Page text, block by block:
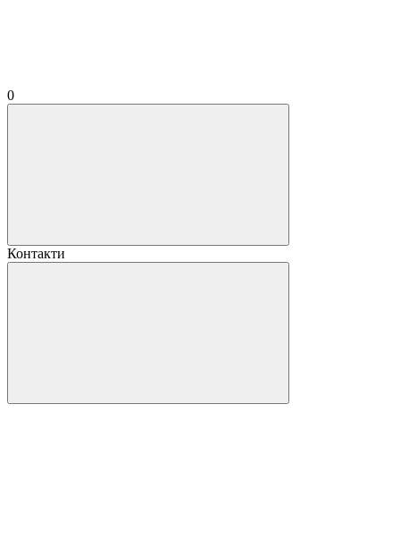
0
Контакти